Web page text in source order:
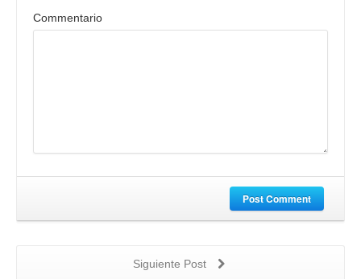
Commentario
Post Comment
Siguiente Post